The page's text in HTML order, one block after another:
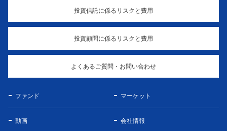
投資信託に係るリスクと費用
投資顧問に係るリスクと費用
よくあるご質問・お問い合わせ
ファンド マーケット
動画 会社情報